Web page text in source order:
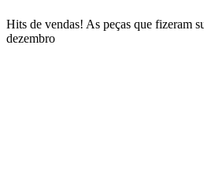
Hits de vendas! As peças que fizeram
dezembro